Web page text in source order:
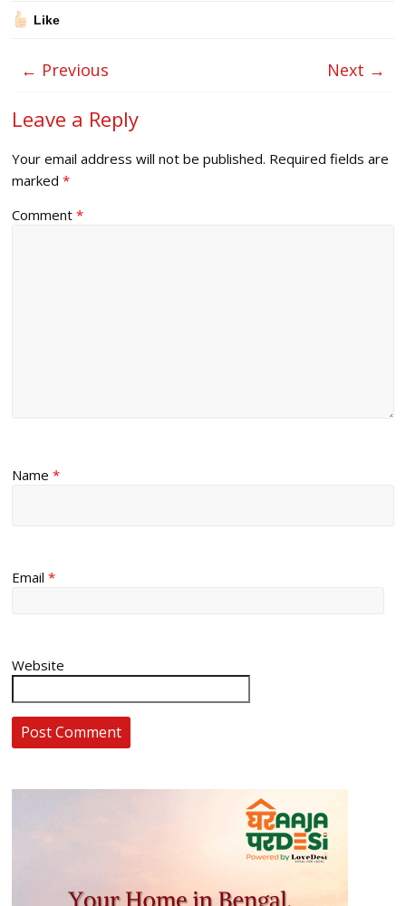
Like
← Previous Next →
Leave a Reply
Your email address will not be published. Required fields are
marked*
Comment*
Name*
Email*
Website